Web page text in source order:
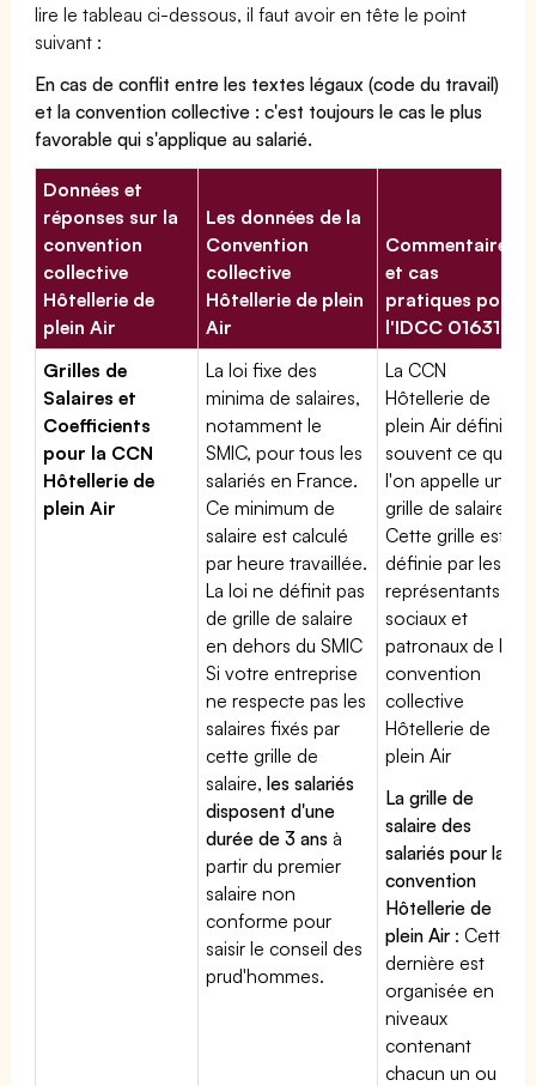
lire le tableau ci-dessous, il faut avoir en tête le point
suivant :
En cas de conflit entre les textes légaux (code du travail)
et la convention collective : c'est toujours le cas le plus
favorable qui s'applique au salarié.
Données et
réponses sur la
convention
collective
Hôtellerie de
plein Air
Les données de la
Convention
collective
Hôtellerie de plein
Air
Commentaires
et cas
pratiques pour
l'IDCC 01631
Grilles de
Salaires et
Coefficients
pour la CCN
Hôtellerie de
plein Air
La loi fixe des
minima de salaires,
notamment le
SMIC, pour tous les
salariés en France.
Ce minimum de
salaire est calculé
par heure travaillée.
La loi ne définit pas
de grille de salaire
en dehors du SMIC
Si votre entreprise
ne respecte pas les
salaires fixés par
cette grille de
salaire,les salariés
disposent d'une
durée de 3 ans à
partir du premier
salaire non
conforme pour
saisir le conseil des
prud'hommes.
La CCN
Hôtellerie de
plein Air définit
souvent ce que
l'on appelle une
grille de salaires.
Cette grille est
définie par les
représentants
sociaux et
patronaux de la
convention
collective
Hôtellerie de
plein Air
La grille de
salaire des
salariés pour la
convention
Hôtellerie de
plein Air : Cette
dernière est
organisée en
niveaux
contenant
chacun un ou